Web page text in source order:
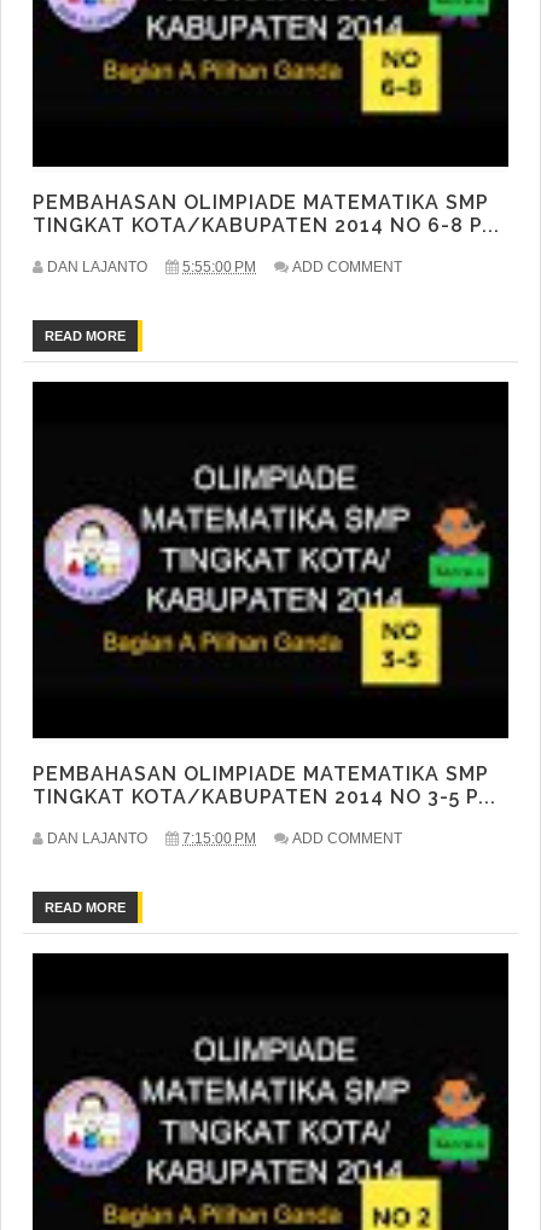
PEMBAHASAN OLIMPIADE MATEMATIKA SMP
TINGKAT KOTA/KABUPATEN 2014 NO 6-8 P...
DAN LAJANTO 5:55:00 PM ADD COMMENT
READ MORE
PEMBAHASAN OLIMPIADE MATEMATIKA SMP
TINGKAT KOTA/KABUPATEN 2014 NO 3-5 P...
DAN LAJANTO 7:15:00 PM ADD COMMENT
READ MORE